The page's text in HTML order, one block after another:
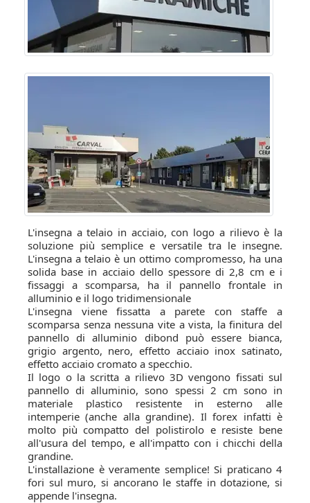
L'insegna a telaio in acciaio, con logo a rilievo è la
soluzione più semplice e versatile tra le insegne.
L'insegna a telaio è un ottimo compromesso, ha una
solida base in acciaio dello spessore di 2,8 cm e i
fissaggi a scomparsa, ha il pannello frontale in
alluminio e il logo tridimensionale
L'insegna viene fissatta a parete con staffe a
scomparsa senza nessuna vite a vista, la finitura del
pannello di alluminio dibond può essere bianca,
grigio argento, nero, effetto acciaio inox satinato,
effetto acciaio cromato a specchio.
Il logo o la scritta a rilievo 3D vengono fissati sul
pannello di alluminio, sono spessi 2 cm sono in
materiale plastico resistente in esterno alle
intemperie (anche alla grandine). Il forex infatti è
molto più compatto del polistirolo e resiste bene
all'usura del tempo, e all'impatto con i chicchi della
grandine.
L'installazione è veramente semplice! Si praticano 4
fori sul muro, si ancorano le staffe in dotazione, si
appende l'insegna.